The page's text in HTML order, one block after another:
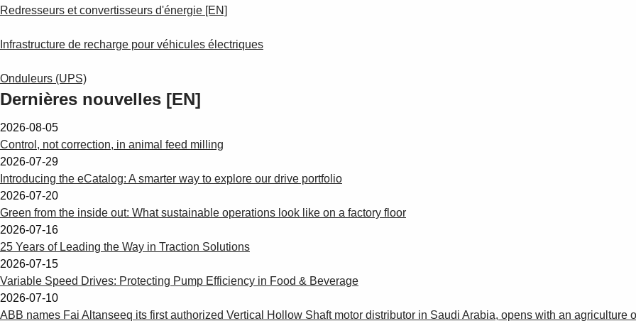
Redresseurs et convertisseurs d'énergie [EN]
Infrastructure de recharge pour véhicules électriques
Onduleurs (UPS)
Dernières nouvelles [EN]
2026-08-05
Control, not correction, in animal feed milling
2026-07-29
Introducing the eCatalog: A smarter way to explore our drive portfolio
2026-07-20
Green from the inside out: What sustainable operations look like on a factory floor
2026-07-16
25 Years of Leading the Way in Traction Solutions
2026-07-15
Variable Speed Drives: Protecting Pump Efficiency in Food & Beverage
2026-07-10
ABB names Fai Altanseeq its first authorized Vertical Hollow Shaft motor distributor in Saudi Arabia, opens with an agriculture